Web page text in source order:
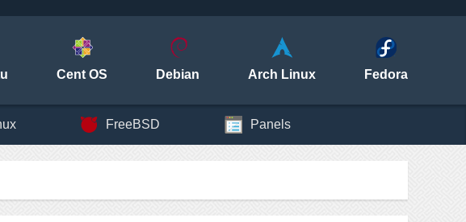
Cent OS Debian Arch Linux Fedora
FreeBSD Panels